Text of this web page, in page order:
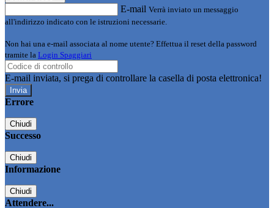
E-mail Verrà inviato un messaggio
all'indirizzo indicato con le istruzioni necessarie.
Non hai una e-mail associata al nome utente? Effettua il reset della password
tramite la Login Spaggiari
E-mail inviata, si prega di controllare la casella di posta elettronica!
Errore
Chiudi
Successo
Chiudi
Informazione
Chiudi
Attendere...